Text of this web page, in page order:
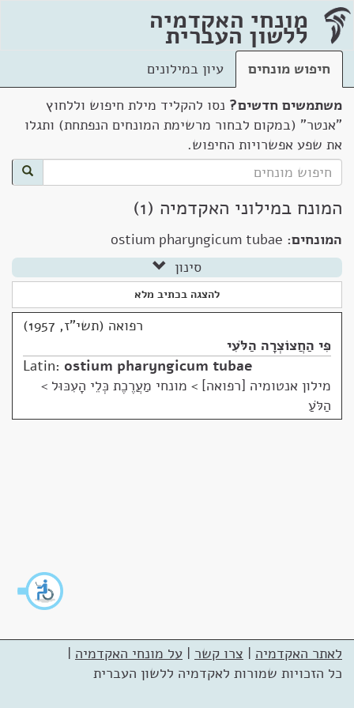
מונחי האקדמיה
ללשון העברית
חיפוש מונחים
עיון במילונים
משתמשים חדשים? נסו להקליד מילת חיפוש וללחוץ
"אנטר" (במקום לבחור מרשימת המונחים הנפתחת) ותגלו
את שפע אפשרויות החיפוש.
המונח במילוני האקדמיה (1)
המונחים: ostium pharyngicum tubae
סינון
להצגה בכתיב מלא
רפואה (תשי"ז, 1957)
פִּי הַחֲצוֹצְרָה הַלֹּעִי
Latin: ostium pharyngicum tubae
מילון אנטומיה [רפואה] > מונחי מַעֲרֶכֶת כְּלֵי הָעִכּוּל >
הַלֹּעַ
לאתר האקדמיה | צרו קשר | על מונחי האקדמיה |
כל הזכויות שמורות לאקדמיה ללשון העברית